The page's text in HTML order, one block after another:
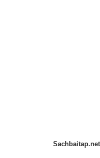
Sachbaitap.net